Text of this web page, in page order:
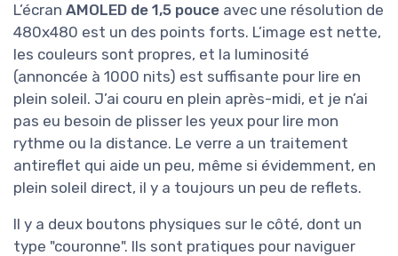
L’écran AMOLED de 1,5 pouce avec une résolution de
480x480 est un des points forts. L’image est nette,
les couleurs sont propres, et la luminosité
(annoncée à 1000 nits) est suffisante pour lire en
plein soleil. J’ai couru en plein après-midi, et je n’ai
pas eu besoin de plisser les yeux pour lire mon
rythme ou la distance. Le verre a un traitement
antireflet qui aide un peu, même si évidemment, en
plein soleil direct, il y a toujours un peu de reflets.
Il y a deux boutons physiques sur le côté, dont un
type "couronne". Ils sont pratiques pour naviguer